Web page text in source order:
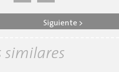
Siguiente >
similares